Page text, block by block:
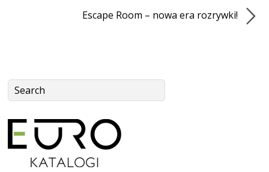
Escape Room – nowa era rozrywki!